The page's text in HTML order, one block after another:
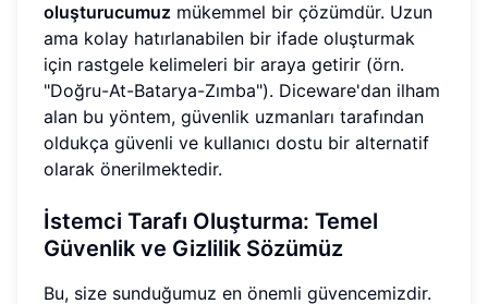
oluşturucumuz mükemmel bir çözümdür. Uzun
ama kolay hatırlanabilen bir ifade oluşturmak
için rastgele kelimeleri bir araya getirir (örn.
"Doğru-At-Batarya-Zımba"). Diceware'dan ilham
alan bu yöntem, güvenlik uzmanları tarafından
oldukça güvenli ve kullanıcı dostu bir alternatif
olarak önerilmektedir.
İstemci Tarafı Oluşturma: Temel
Güvenlik ve Gizlilik Sözümüz
Bu, size sunduğumuz en önemli güvencemizdir.